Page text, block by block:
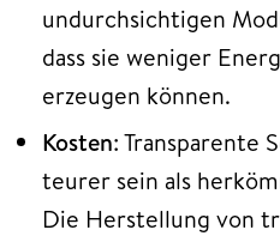
undurchsichtigen
dass sie weniger
erzeugen können.
Kosten: Transparente
teurer sein als
Die Herstellung von